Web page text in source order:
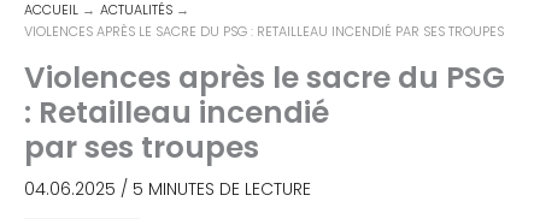
ACCUEIL
ACTUALITÉS
VIOLENCES APRÈS LE SACRE DU PSG : RETAILLEAU INCENDIÉ PAR SES TROUPES
Violences après le sacre du PSG
: Retailleau incendié
par ses troupes
04.06.2025 / 5 MINUTES DE LECTURE